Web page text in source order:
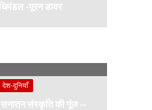
-पूरन डावर
देश-दुनियाँ
संस्कृति की गूंज —